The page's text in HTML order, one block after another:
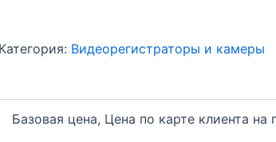
Категория: Видеорегистраторы и камеры
Базовая цена, Цена по карте клиента на